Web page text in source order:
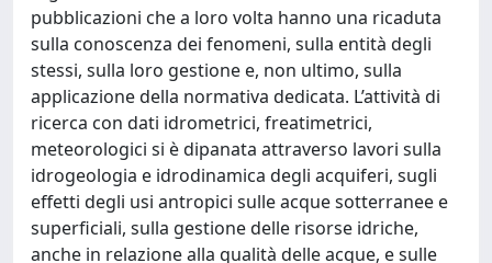
pubblicazioni che a loro volta hanno una ricaduta
sulla conoscenza dei fenomeni, sulla entità degli
stessi, sulla loro gestione e, non ultimo, sulla
applicazione della normativa dedicata. L’attività di
ricerca con dati idrometrici, freatimetrici,
meteorologici si è dipanata attraverso lavori sulla
idrogeologia e idrodinamica degli acquiferi, sugli
effetti degli usi antropici sulle acque sotterranee e
superficiali, sulla gestione delle risorse idriche,
anche in relazione alla qualità delle acque, e sulle